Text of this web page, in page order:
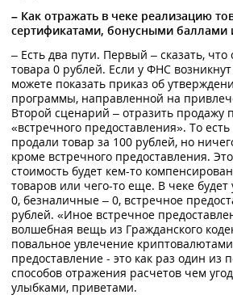
– Как отражать в чеке реализацию
сертификатами, бонусными баллами
– Есть два пути. Первый – сказать, что
товара 0 рублей. Если у ФНС
можете показать приказ об
программы, направленной на
Второй сценарий – отразить
«встречного предоставления». То
продали товар за 100 рублей, но
кроме встречного предоставления.
стоимость будет кем-то
товаров или чего-то еще. В чеке
0, безналичные – 0, встречное
рублей. «Иное встречное
волшебная вещь из Гражданского
повальное увлечение
предоставление - это как раз один из
способов отражения расчетов чем
улыбками, приветами.